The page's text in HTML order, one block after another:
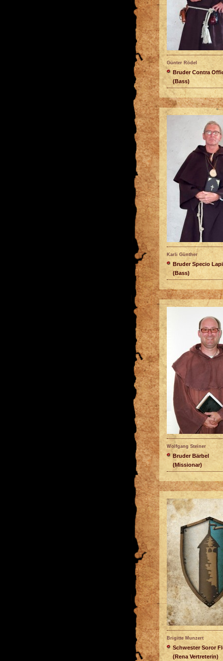
Günter Rödel
Bruder Contra
(Bass)
Karli Günther
Bruder Specio
(Bass)
Wolfgang Steiner
Bruder Bärbel
(Missionar)
Brigitte Munzert
Schwester Soror
(Rena Vertreterin)